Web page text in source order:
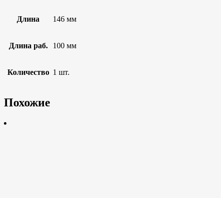
Длина 146 мм
Длина раб. 100 мм
Количество 1 шт.
Похожие